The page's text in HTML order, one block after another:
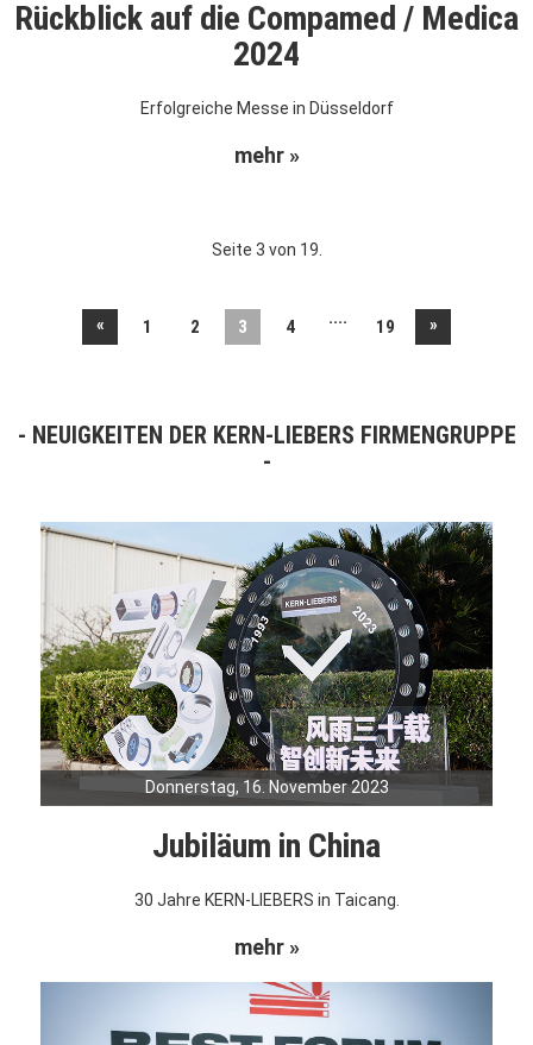
Rückblick auf die Compamed / Medica
2024
Erfolgreiche Messe in Düsseldorf
mehr »
Seite 3 von 19.
« 1 2 3 4 .... 19 »
NEUIGKEITEN DER KERN-LIEBERS FIRMENGRUPPE
Donnerstag, 16. November 2023
Jubiläum in China
30 Jahre KERN-LIEBERS in Taicang.
mehr »